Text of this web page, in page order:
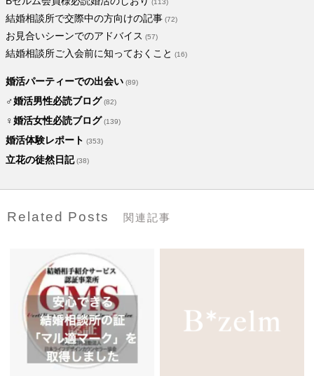
(113)
結婚相談所で交際中の方向けの記事 (72)
お見合いシーンでのアドバイス (57)
結婚相談所ご入会前に知っておくこと (16)
婚活パーティーでの出会い (89)
♂婚活男性必読ブログ (82)
♀婚活女性必読ブログ (139)
婚活体験レポート (353)
立花の徒然日記(38)
Related Posts 関連記事